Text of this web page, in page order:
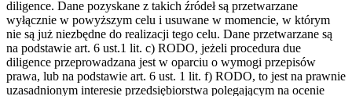
diligence. Dane pozyskane z takich źródeł są przetwarzane
wyłącznie w powyższym celu i usuwane w momencie, w którym
nie są już niezbędne do realizacji tego celu. Dane przetwarzane są
na podstawie art. 6 ust.1 lit. c) RODO, jeżeli procedura due
diligence przeprowadzana jest w oparciu o wymogi przepisów
prawa, lub na podstawie art. 6 ust. 1 lit. f) RODO, to jest na prawnie
uzasadnionym interesie przedsiębiorstwa polegającym na ocenie